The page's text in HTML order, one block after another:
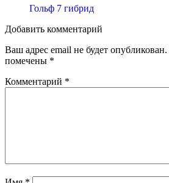
Гольф 7 гибрид
Добавить комментарий
Ваш адрес email не будет опубликован.
помечены *
Комментарий *